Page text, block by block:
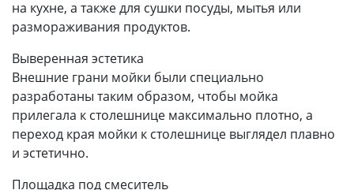
на кухне, а также для сушки посуды, мытья или
размораживания продуктов.
Выверенная эстетика
Внешние грани мойки были специально
разработаны таким образом, чтобы мойка
прилегала к столешнице максимально плотно, а
переход края мойки к столешнице выглядел плавно
и эстетично.
Площадка под смеситель